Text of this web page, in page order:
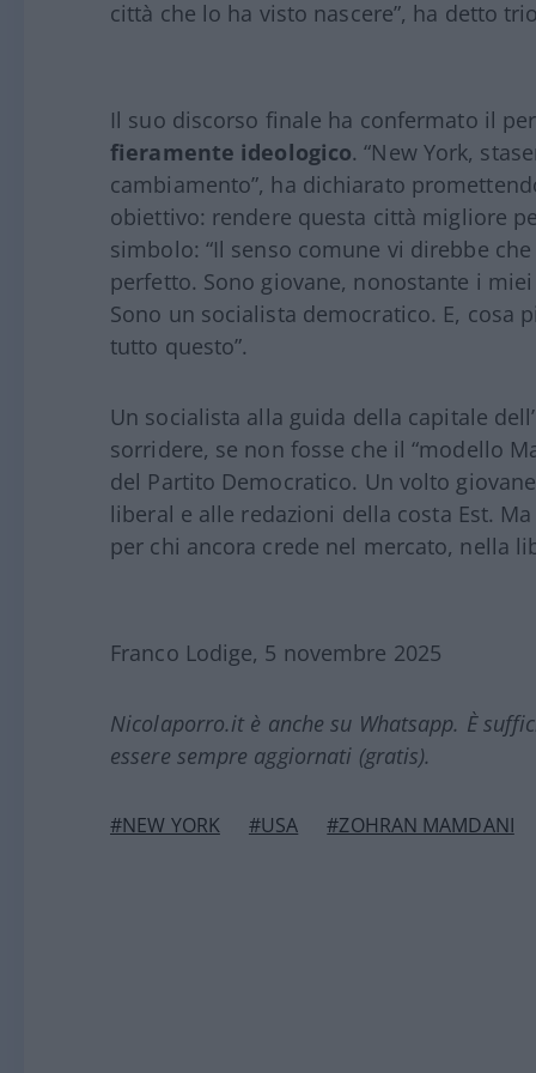
città che lo ha visto nascere”, ha detto
Il suo discorso finale ha confermato il
fieramente ideologico. “New York,
cambiamento”, ha dichiarato
obiettivo: rendere questa città migliore
simbolo: “Il senso comune vi direbbe
perfetto. Sono giovane, nonostante i
Sono un socialista democratico. E,
tutto questo”.
Un socialista alla guida della capitale
sorridere, se non fosse che il “modello
del Partito Democratico. Un volto
liberal e alle redazioni della costa Est.
per chi ancora crede nel mercato, nella
Franco Lodige, 5 novembre 2025
Nicolaporro.it è anche su Whatsapp. È
essere sempre aggiornati (gratis).
#NEW YORK #USA #ZOHRAN MAMDANI